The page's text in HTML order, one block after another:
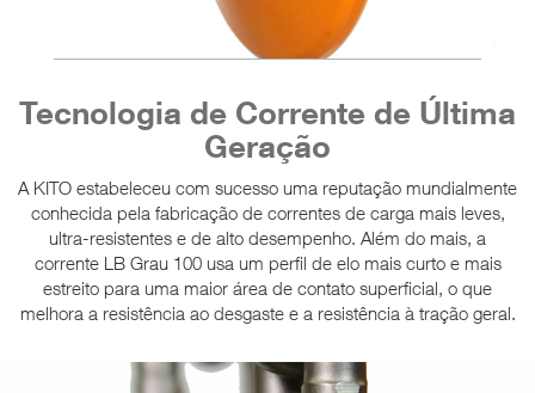
Tecnologia de Corrente de Última
Geração
A KITO estabeleceu com sucesso uma reputação mundialmente
conhecida pela fabricação de correntes de carga mais leves,
ultra-resistentes e de alto desempenho. Além do mais, a
corrente LB Grau 100 usa um perfil de elo mais curto e mais
estreito para uma maior área de contato superficial, o que
melhora a resistência ao desgaste e a resistência à tração geral.